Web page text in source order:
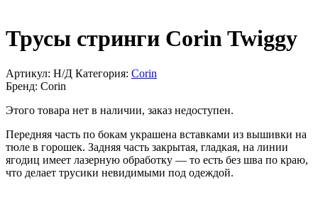
Трусы стринги Corin Twiggy
Артикул: Н/Д Категория: Corin
Бренд: Corin
Этого товара нет в наличии, заказ недоступен.
Передняя часть по бокам украшена вставками из вышивки на
тюле в горошек. Задняя часть закрытая, гладкая, на линии
ягодиц имеет лазерную обработку — то есть без шва по краю,
что делает трусики невидимыми под одеждой.